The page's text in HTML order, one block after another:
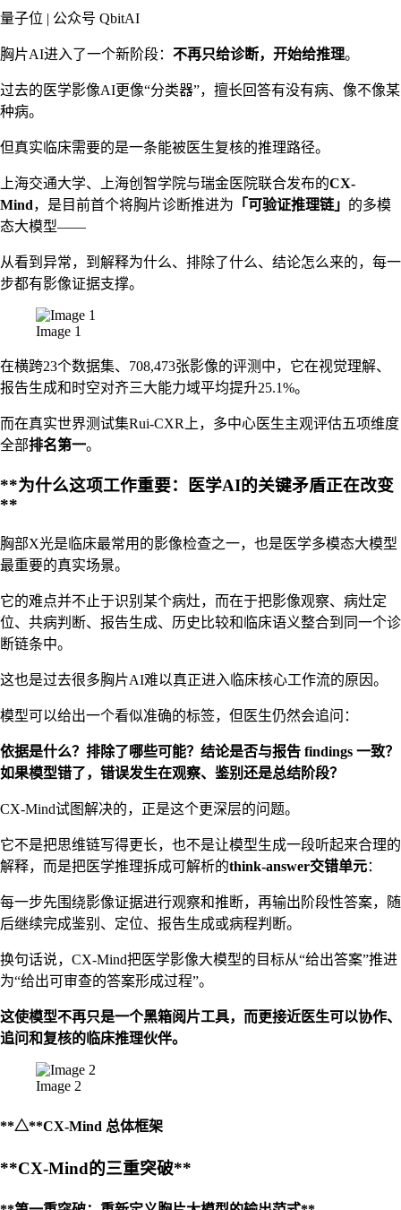
量子位 | 公众号 QbitAI
胸片AI进入了一个新阶段： 不再只给诊断，开始给推理。
过去的医学影像AI更像“分类器”，擅长回答有没有病、像不像某
种病。
但真实临床需要的是一条能被医生复核的推理路径。
上海交通大学、上海创智学院与瑞金医院联合发布的CX-
Mind，是目前首个将胸片诊断推进为 「可验证推理链」 的多模
态大模型——
从看到异常，到解释为什么、排除了什么、结论怎么来的，每一
步都有影像证据支撑。
Image 1
在横跨23个数据集、708,473张影像的评测中，它在视觉理解、
报告生成和时空对齐三大能力域平均提升25.1%。
而在真实世界测试集Rui-CXR上，多中心医生主观评估五项维度
全部排名第一。
**为什么这项工作重要：医学AI的关键矛盾正在改变
**
胸部X光是临床最常用的影像检查之一，也是医学多模态大模型
最重要的真实场景。
它的难点并不止于识别某个病灶，而在于把影像观察、病灶定
位、共病判断、报告生成、历史比较和临床语义整合到同一个诊
断链条中。
这也是过去很多胸片AI难以真正进入临床核心工作流的原因。
模型可以给出一个看似准确的标签，但医生仍然会追问：
依据是什么？排除了哪些可能？结论是否与报告 findings 一致？
如果模型错了，错误发生在观察、鉴别还是总结阶段？
CX-Mind试图解决的，正是这个更深层的问题。
它不是把思维链写得更长，也不是让模型生成一段听起来合理的
解释，而是把医学推理拆成可解析的think-answer交错单元：
每一步先围绕影像证据进行观察和推断，再输出阶段性答案，随
后继续完成鉴别、定位、报告生成或病程判断。
换句话说，CX-Mind把医学影像大模型的目标从“给出答案”推进
为“给出可审查的答案形成过程”。
这使模型不再只是一个黑箱阅片工具，而更接近医生可以协作、
追问和复核的临床推理伙伴。
Image 2
**△**CX-Mind 总体框架
**CX-Mind的三重突破**